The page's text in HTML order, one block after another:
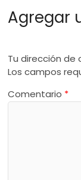
Agregar
Tu dirección de
Los campos
Comentario *